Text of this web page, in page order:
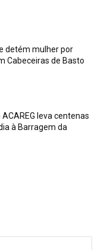
detém mulher por
Cabeceiras de Basto
leva centenas
à Barragem da